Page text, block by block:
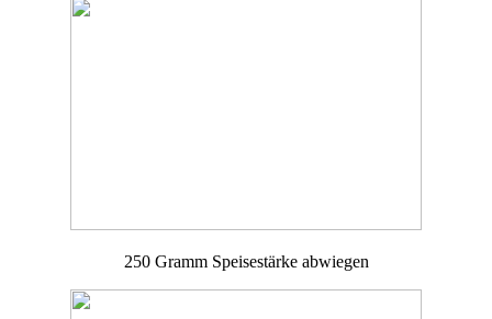
250 Gramm Speisestärke abwiegen